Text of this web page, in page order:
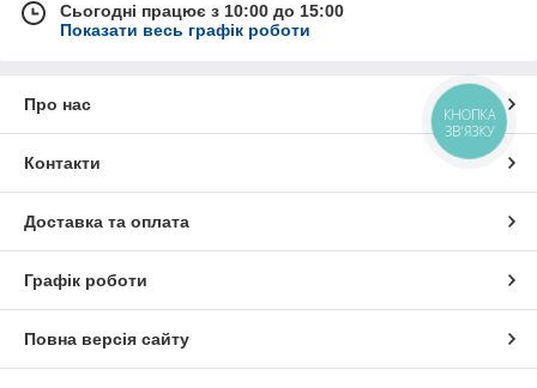
Сьогодні працює з 10:00 до 15:00
Показати весь графік роботи
Про нас
Контакти
Доставка та оплата
Графік роботи
Повна версія сайту
КНОПКА
ЗВ'ЯЗКУ